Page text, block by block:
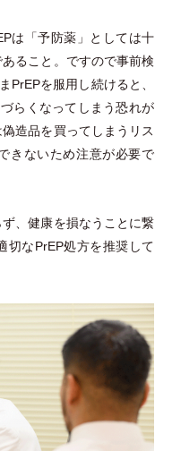
は 「予防薬 」
としては十
ること。ですので事前検
PrEPを服用し続けると、
らくなってしまう恐れが
造品を買ってしまうリス
きないため注意が必要で
、健康を損なうことに繋
切なPrEP処方を推奨して